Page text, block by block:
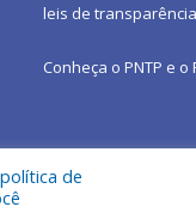
leis de
Conheça o PNTP e o
do Site
de